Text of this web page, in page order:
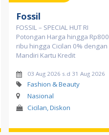
Fossil
FOSSIL – SPECIAL HUT RI
Potongan Harga hingga Rp800
ribu hingga Cicilan 0% dengan
Mandiri Kartu Kredit
03 Aug 2026 s.d 31 Aug 2026
Fashion & Beauty
Nasional
Cicilan, Diskon